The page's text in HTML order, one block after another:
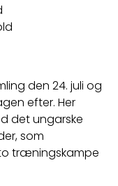
den 24. juli og
efter. Her
det ungarske
som
træningskampe